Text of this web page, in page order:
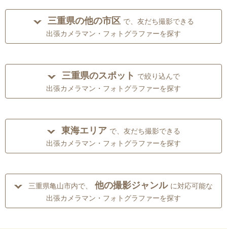
三重県の他の市区 で、友だち撮影できる
出張カメラマン・フォトグラファーを探す
三重県のスポット で絞り込んで
出張カメラマン・フォトグラファーを探す
東海エリア で、友だち撮影できる
出張カメラマン・フォトグラファーを探す
三重県亀山市内で、 他の撮影ジャンル に対応可能な
出張カメラマン・フォトグラファーを探す